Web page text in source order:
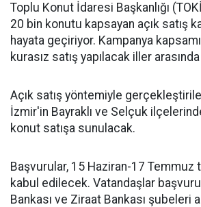
Toplu Konut İdaresi Başkanlığı
20 bin konutu kapsayan açık satış
hayata geçiriyor. Kampanya
kurasız satış yapılacak iller arasında
Açık satış yöntemiyle
İzmir'in Bayraklı ve Selçuk
konut satışa sunulacak.
Başvurular, 15 Haziran-17 Temmuz
kabul edilecek. Vatandaşlar
Bankası ve Ziraat Bankası şubeleri